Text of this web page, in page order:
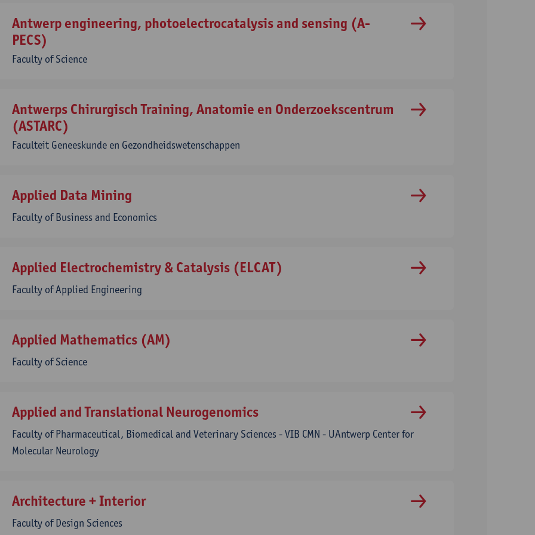
Antwerp engineering, photoelectrocatalysis and sensing (A-
PECS)
Faculty of Science
Antwerps Chirurgisch Training, Anatomie en Onderzoekscentrum
(ASTARC)
Faculteit Geneeskunde en Gezondheidswetenschappen
Applied Data Mining
Faculty of Business and Economics
Applied Electrochemistry & Catalysis (ELCAT)
Faculty of Applied Engineering
Applied Mathematics (AM)
Faculty of Science
Applied and Translational Neurogenomics
Faculty of Pharmaceutical, Biomedical and Veterinary Sciences - VIB CMN - UAntwerp Center for
Molecular Neurology
Architecture + Interior
Faculty of Design Sciences